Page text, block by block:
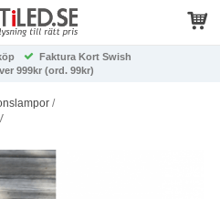
Faktura Kort Swish
999kr (ord. 99kr)
/